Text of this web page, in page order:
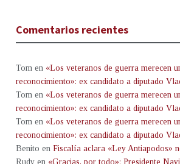
Comentarios recientes
Tom en «Los veteranos de guerra merecen
reconocimiento»: ex candidato a diputado
Tom en «Los veteranos de guerra merecen
reconocimiento»: ex candidato a diputado
Tom en «Los veteranos de guerra merecen
reconocimiento»: ex candidato a diputado
Benito en Fiscalía aclara «Ley Antiapodos»
Rudy en «Gracias, por todo»: Presidente